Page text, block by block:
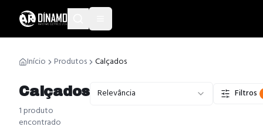
Início Produtos Calçados
Calçados
1produto
encontrado
Relevância Filtros